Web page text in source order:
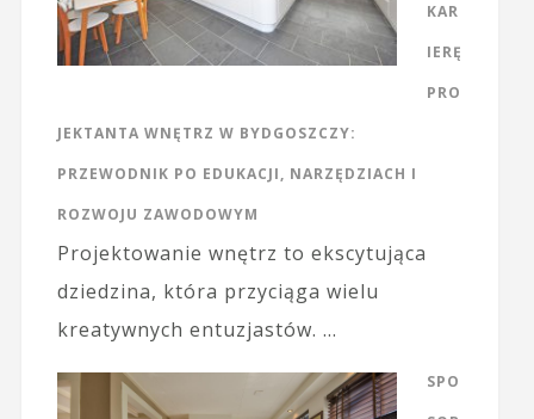
KAR
IERĘ
PRO
JEKTANTA WNĘTRZ W BYDGOSZCZY:
PRZEWODNIK PO EDUKACJI, NARZĘDZIACH I
ROZWOJU ZAWODOWYM
Projektowanie wnętrz to ekscytująca
dziedzina, która przyciąga wielu
kreatywnych entuzjastów. …
SPO